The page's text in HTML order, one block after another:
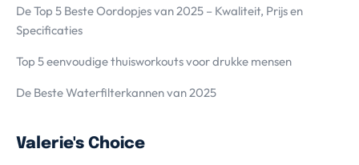
De Top 5 Beste Oordopjes van 2025 – Kwaliteit, Prijs en
Specificaties
Top 5 eenvoudige thuisworkouts voor drukke mensen
De Beste Waterfilterkannen van 2025
Valerie's Choice